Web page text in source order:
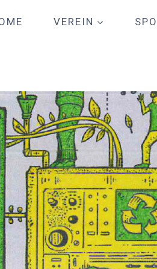
VEREIN